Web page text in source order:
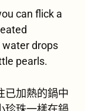
can flick a
water drops
pearls.
已加熱的鍋中